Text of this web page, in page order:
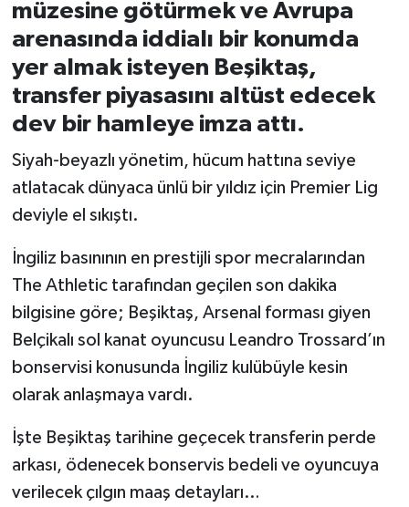
müzesine götürmek ve Avrupa
arenasında iddialı bir konumda
yer almak isteyen Beşiktaş,
transfer piyasasını altüst edecek
dev bir hamleye imza attı.
Siyah-beyazlı yönetim, hücum hattına seviye
atlatacak dünyaca ünlü bir yıldız için Premier Lig
deviyle el sıkıştı.
İngiliz basınının en prestijli spor mecralarından
The Athletic tarafından geçilen son dakika
bilgisine göre; Beşiktaş, Arsenal forması giyen
Belçikalı sol kanat oyuncusu Leandro Trossard’ın
bonservisi konusunda İngiliz kulübüyle kesin
olarak anlaşmaya vardı.
İşte Beşiktaş tarihine geçecek transferin perde
arkası, ödenecek bonservis bedeli ve oyuncuya
verilecek çılgın maaş detayları…
İvrindi
KENT GÜNDEMİ
Kepsut
KÜLTÜR-SANAT
MAGAZİN
MANŞET
Manyas
OLAY
Resmi İlanlar